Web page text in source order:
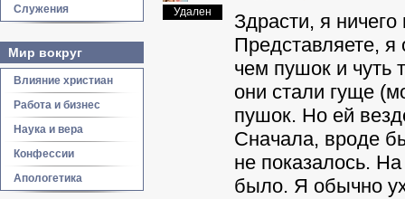
Служения
Мир вокруг
Влияние христиан
Работа и бизнес
Наука и вера
Конфессии
Апологетика
Удален
Здрасти, я
Представляете,
чем пушок и чуть
они стали гуще
пушок. Но ей
Сначала, вроде
не показалось.
было. Я обычно